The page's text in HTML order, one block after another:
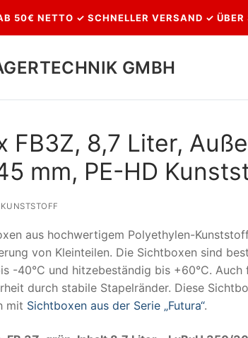
50€ NETTO ✓ SCHNELLER VERSAND ✓
GMBH
Suchen
nach:
FB3Z, 8,7 Liter,
mm, PE-HD
aus hochwertigem Polyethylen-
von Kleinteilen. Die Sichtboxen sind
-40°C und hitzebeständig bis +60°C.
durch stabile Stapelränder. Diese
mit Sichtboxen aus der Serie „Futura“.